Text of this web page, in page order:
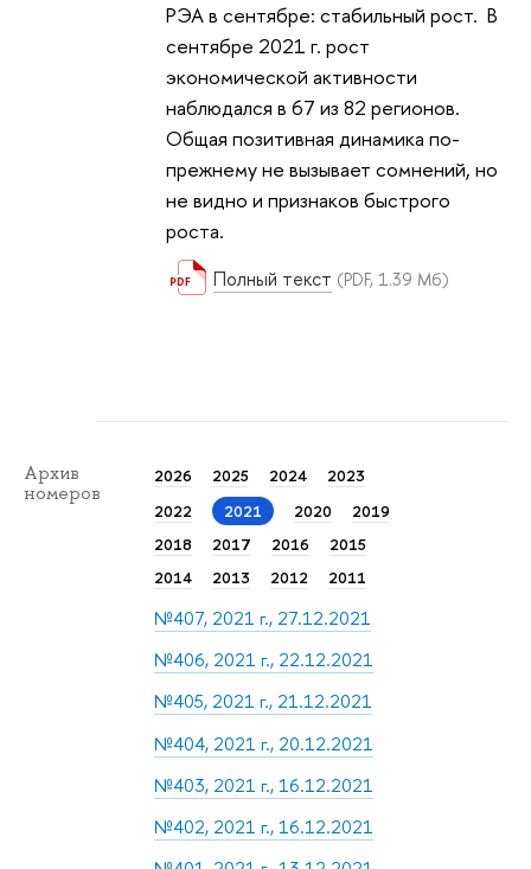
РЭА в сентябре: стабильный рост. В
сентябре 2021 г. рост
экономической активности
наблюдался в 67 из 82 регионов.
Общая позитивная динамика по-
прежнему не вызывает сомнений, но
не видно и признаков быстрого
роста.
Полный текст (PDF, 1.39 Мб)
Архив
номеров
2026 2025 2024
2023
2022
2021 2020
2019
2018
2017 2016
2015
2014
2013 2012 2011
№407, 2021 г., 27.12.2021
№406, 2021 г., 22.12.2021
№405, 2021 г., 21.12.2021
№404, 2021 г., 20.12.2021
№403, 2021 г., 16.12.2021
№402, 2021 г., 16.12.2021